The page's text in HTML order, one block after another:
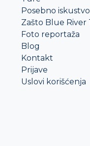
Posebno iskustvo
Zašto Blue River
Foto reportaža
Blog
Kontakt
Prijave
Uslovi korišćenja